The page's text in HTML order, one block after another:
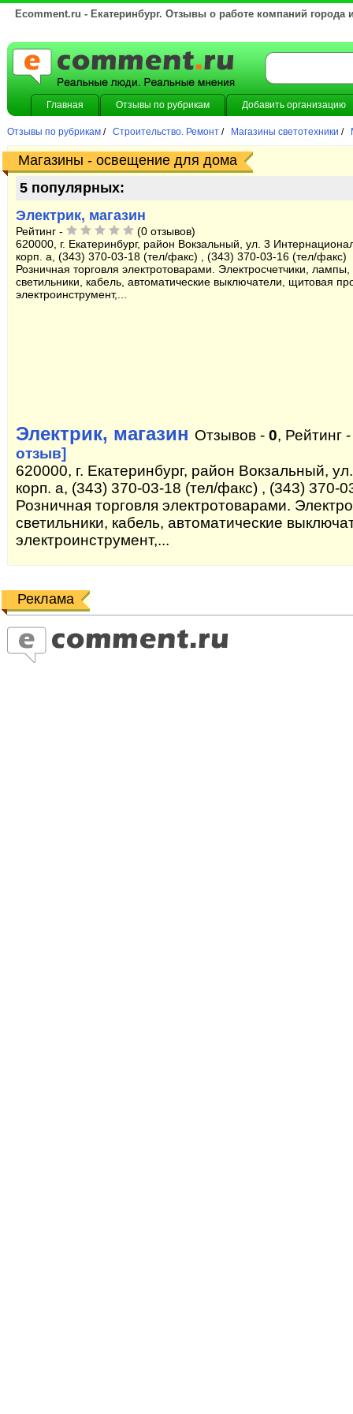
Ecomment.ru - Екатеринбург. Отзывы о работе компаний города
Главная Отзывы по рубрикам Добавить организацию
Отзывы по рубрикам / Строительство. Ремонт / Магазины светотехники /
Магазины - освещение для дома
5 популярных:
Электрик, магазин
Рейтинг -
(0 отзывов)
620000, г. Екатеринбург, район Вокзальный, ул. 3
корп. а, (343) 370-03-18 (тел/факс) , (343) 370-03-16 (тел/факс)
Розничная торговля электротоварами. Электросчетчики,
светильники, кабель, автоматические выключатели, щитовая
электроинструмент,...
Электрик, магазин Отзывов - 0, Рейтинг
отзыв]
620000, г. Екатеринбург, район Вокзальный,
корп. а, (343) 370-03-18 (тел/факс) , (343) 370-
Розничная торговля электротоварами.
светильники, кабель, автоматические
электроинструмент,...
Реклама